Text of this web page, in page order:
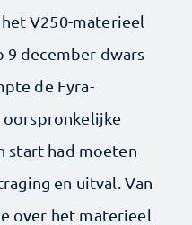
V250-materieel
9 december dwars
de Fyra-
oorspronkelijke
start had moeten
en uitval. Van
over het materieel